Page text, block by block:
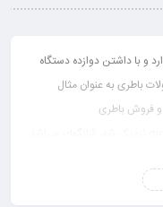
و با داشتن دوازده دستگاه
باطری به عنوان مثال
و فروش باطری
مخابراتی هم کارایی دارد